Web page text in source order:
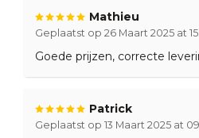
Mathieu
Geplaatst op 26 Maart 2025 at
Goede prijzen, correcte
Patrick
Geplaatst op 13 Maart 2025 at